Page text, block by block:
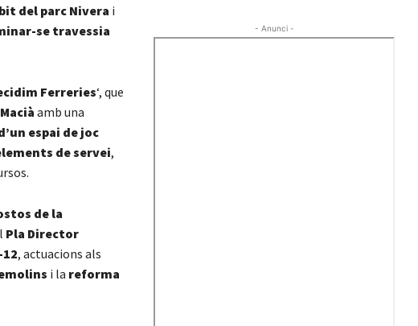
del parc Nivera i
se travessia
Ferreries‘, que
amb una
espai de joc
de servei,
de la
Pla Director
12, actuacions als
i la reforma
- Anunci -